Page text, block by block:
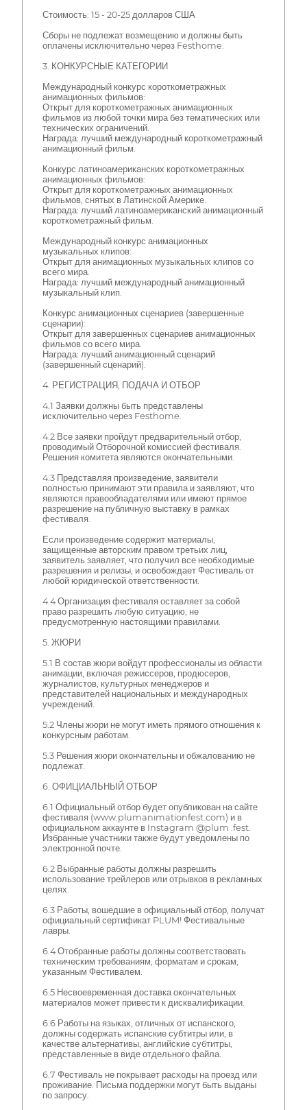
Стоимость: 15 - 20-25 долларов США
Сборы не подлежат возмещению и должны быть
оплачены исключительно через Festhome.
3. КОНКУРСНЫЕ КАТЕГОРИИ
Международный конкурс короткометражных
анимационных фильмов:
Открыт для короткометражных анимационных
фильмов из любой точки мира без тематических или
технических ограничений.
Награда: лучший международный короткометражный
анимационный фильм.
Конкурс латиноамериканских короткометражных
анимационных фильмов:
Открыт для короткометражных анимационных
фильмов, снятых в Латинской Америке.
Награда: лучший латиноамериканский анимационный
короткометражный фильм.
Международный конкурс анимационных
музыкальных клипов:
Открыт для анимационных музыкальных клипов со
всего мира.
Награда: лучший международный анимационный
музыкальный клип.
Конкурс анимационных сценариев (завершенные
сценарии):
Открыт для завершенных сценариев анимационных
фильмов со всего мира.
Награда: лучший анимационный сценарий
(завершенный сценарий).
4. РЕГИСТРАЦИЯ, ПОДАЧА И ОТБОР
4.1 Заявки должны быть представлены
исключительно через Festhome.
4.2 Все заявки пройдут предварительный отбор,
проводимый Отборочной комиссией фестиваля.
Решения комитета являются окончательными.
4.3 Представляя произведение, заявители
полностью принимают эти правила и заявляют, что
являются правообладателями или имеют прямое
разрешение на публичную выставку в рамках
фестиваля.
Если произведение содержит материалы,
защищенные авторским правом третьих лиц,
заявитель заявляет, что получил все необходимые
разрешения и релизы, и освобождает Фестиваль от
любой юридической ответственности.
4.4 Организация фестиваля оставляет за собой
право разрешить любую ситуацию, не
предусмотренную настоящими правилами.
5. ЖЮРИ
5.1 В состав жюри войдут профессионалы из области
анимации, включая режиссеров, продюсеров,
журналистов, культурных менеджеров и
представителей национальных и международных
учреждений.
5.2 Члены жюри не могут иметь прямого отношения к
конкурсным работам.
5.3 Решения жюри окончательны и обжалованию не
подлежат.
6. ОФИЦИАЛЬНЫЙ ОТБОР
6.1 Официальный отбор будет опубликован на сайте
фестиваля (www.plumanimationfest.com) и в
официальном аккаунте в Instagram @plum .fest.
Избранные участники также будут уведомлены по
электронной почте.
6.2 Выбранные работы должны разрешить
использование трейлеров или отрывков в рекламных
целях.
6.3 Работы, вошедшие в официальный отбор, получат
официальный сертификат PLUM! Фестивальные
лавры.
6.4 Отобранные работы должны соответствовать
техническим требованиям, форматам и срокам,
указанным Фестивалем.
6.5 Несвоевременная доставка окончательных
материалов может привести к дисквалификации.
6.6 Работы на языках, отличных от испанского,
должны содержать испанские субтитры или, в
качестве альтернативы, английские субтитры,
представленные в виде отдельного файла.
6.7 Фестиваль не покрывает расходы на проезд или
проживание. Письма поддержки могут быть выданы
по запросу.